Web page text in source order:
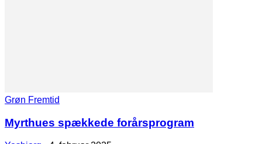
Grøn Fremtid
Myrthues spækkede forårsprogram